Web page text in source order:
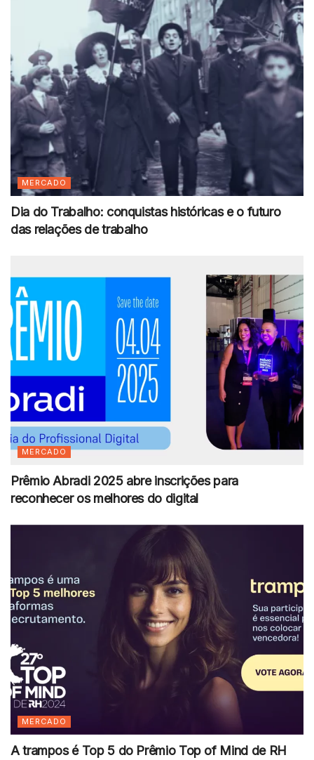
MERCADO
Dia do Trabalho: conquistas históricas e o futuro
das relações de trabalho
MERCADO
Prêmio Abradi 2025 abre inscrições para
reconhecer os melhores do digital
MERCADO
A trampos é Top 5 do Prêmio Top of Mind de RH